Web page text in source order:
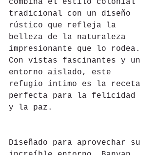
combina el estilo colonial
tradicional con un diseño
rústico que refleja la
belleza de la naturaleza
impresionante que lo rodea.
Con vistas fascinantes y un
entorno aislado, este
refugio íntimo es la receta
perfecta para la felicidad
y la paz.
Diseñado para aprovechar su